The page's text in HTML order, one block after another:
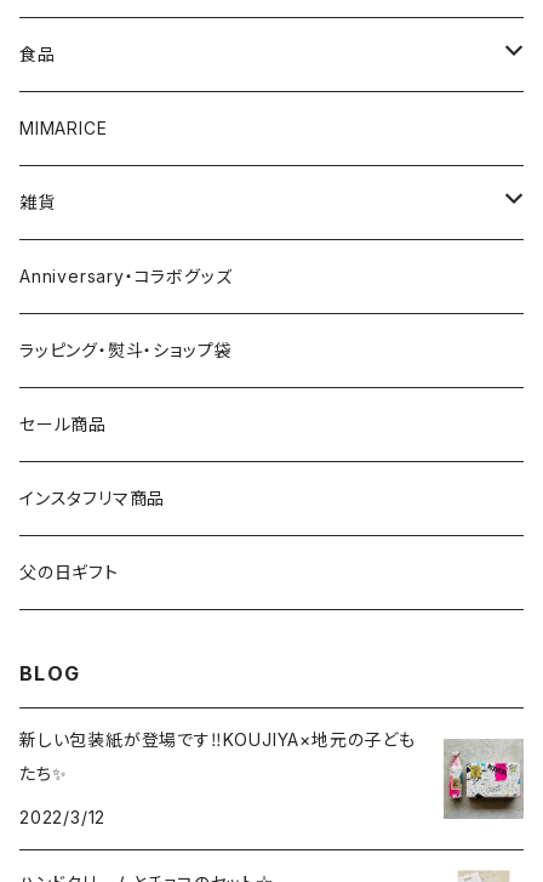
4000円～
5000円～
6000円～
7000円～
8000円～
9000円～
10000円～
20000円～
白ワイン
スパークリング
ビール
焼酎
ウイスキー
日本酒
その他
食品
調味料
CURRYCURRY
お菓子
その他
おつまみ
MIMARICE
雑貨
お皿
グラス
食器
マグカップ
オリジナルバッグ
Anniversary・コラボグッズ
ラッピング・熨斗・ショップ袋
セール商品
インスタフリマ商品
父の日ギフト
BLOG
新しい包装紙が登場です‼️KOUJIYA×地元の子ども
たち✨
2022/3/12